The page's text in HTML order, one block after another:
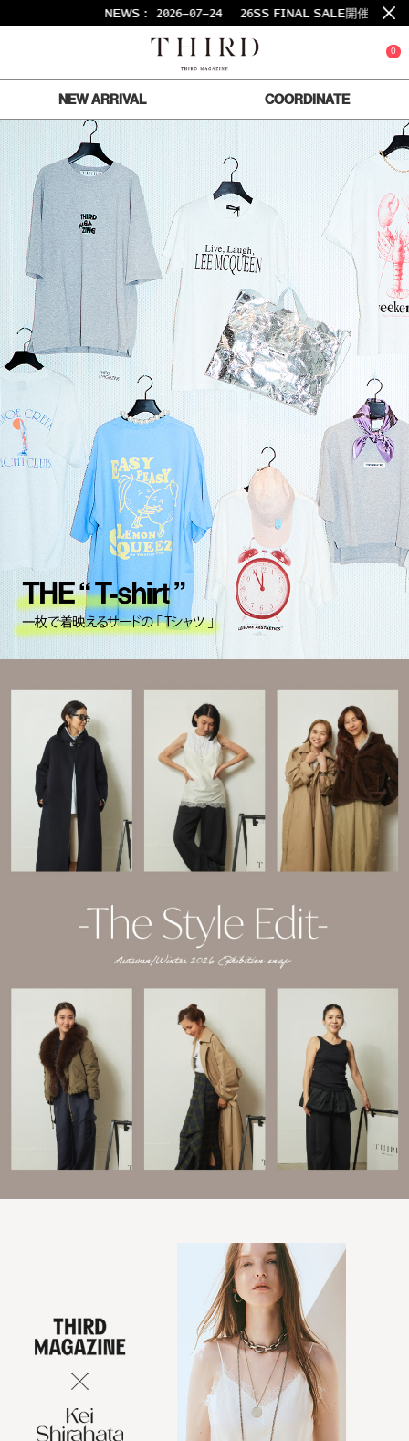
NEWS : 2026-07-24 26SS FINAL SALE開催中！
0
NEW ARRIVAL COORDINATE